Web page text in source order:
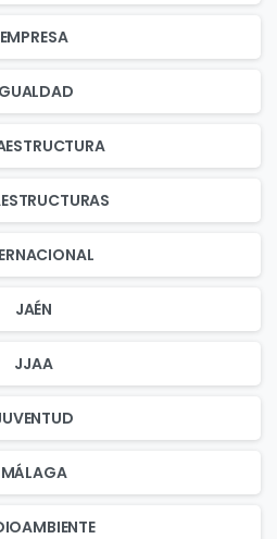
EMPRESA
JAÉN
JJAA
MÁLAGA